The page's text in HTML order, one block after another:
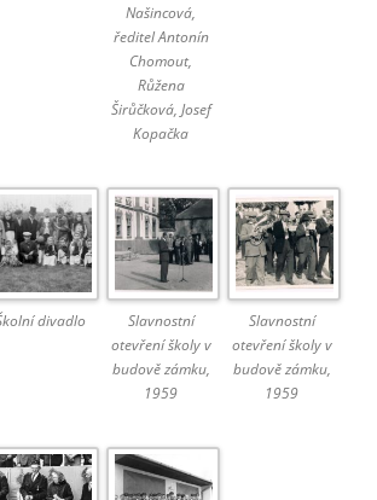
Našincová,
ředitel Antonín
Chomout,
Růžena
Širůčková, Josef
Kopačka
divadlo
Slavnostní
otevření školy v
budově zámku,
1959
Slavnostní
otevření školy v
budově zámku,
1959